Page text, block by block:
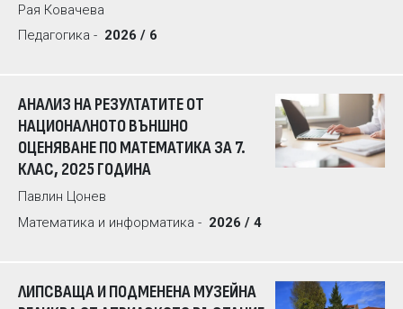
Рая Ковачева
Педагогика - 2026 / 6
АНАЛИЗ НА РЕЗУЛТАТИТЕ ОТ
НАЦИОНАЛНОТО ВЪНШНО
ОЦЕНЯВАНЕ ПО МАТЕМАТИКА ЗА 7.
КЛАС, 2025 ГОДИНА
Павлин Цонев
Математика и информатика - 2026 / 4
ЛИПСВАЩА И ПОДМЕНЕНА МУЗЕЙНА